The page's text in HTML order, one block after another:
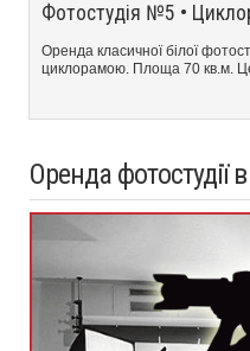
Фотостудія №5 •
Оренда класичної білої
циклорамою. Площа 70 кв.м.
Оренда фотостудії